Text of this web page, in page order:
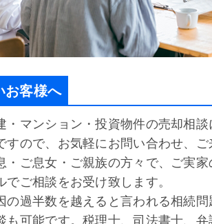
お客様へ
マンション・投資物件の売却相談
すので、お気軽にお問い合わせ、ご
ご息女・ご親族の方々で、 ご実
ご相談をお受け致します。
の過半数を越えると言われる相続
も可能です。税理士、司法書士、